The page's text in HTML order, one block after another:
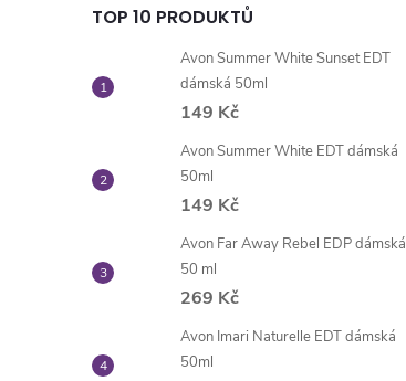
TOP 10 PRODUKTŮ
Avon Summer White Sunset EDT
dámská 50ml
149 Kč
Avon Summer White EDT dámská
50ml
149 Kč
Avon Far Away Rebel EDP dámská
50 ml
269 Kč
Avon Imari Naturelle EDT dámská
50ml